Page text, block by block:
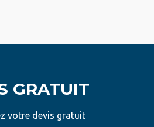
GRATUIT
votre devis gratuit